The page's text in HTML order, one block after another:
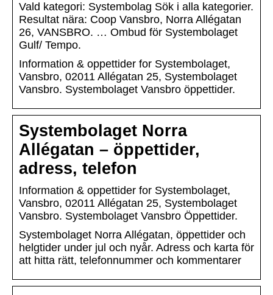
Vald kategori: Systembolag Sök i alla kategorier.
Resultat nära: Coop Vansbro, Norra Allégatan
26, VANSBRO. … Ombud för Systembolaget
Gulf/ Tempo.
Information & oppettider for Systembolaget,
Vansbro, 02011 Allégatan 25, Systembolaget
Vansbro. Systembolaget Vansbro öppettider.
Systembolaget Norra
Allégatan – öppettider,
adress, telefon
Information & oppettider for Systembolaget,
Vansbro, 02011 Allégatan 25, Systembolaget
Vansbro. Systembolaget Vansbro Öppettider.
Systembolaget Norra Allégatan, öppettider och
helgtider under jul och nyår. Adress och karta för
att hitta rätt, telefonnummer och kommentarer